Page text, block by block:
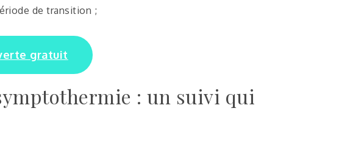
de transition ;
gratuit
: un suivi qui